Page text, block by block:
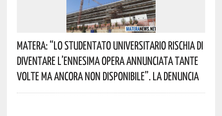
Matera: “Lo Studentato Universitario Rischia Di
Diventare L’ennesima Opera Annunciata Tante
Volte Ma Ancora Non Disponibile”. La Denuncia